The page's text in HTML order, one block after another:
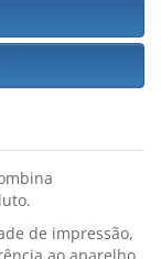
de impressão,